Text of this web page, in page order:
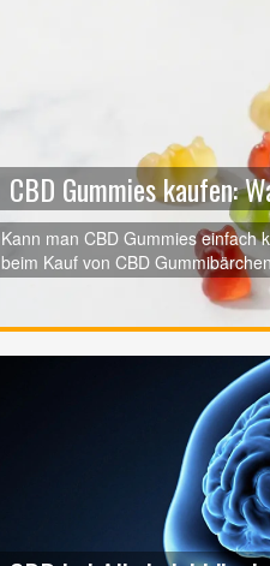
CBD Gummies kaufen:
Kann man CBD Gummies einfach
beim Kauf von CBD